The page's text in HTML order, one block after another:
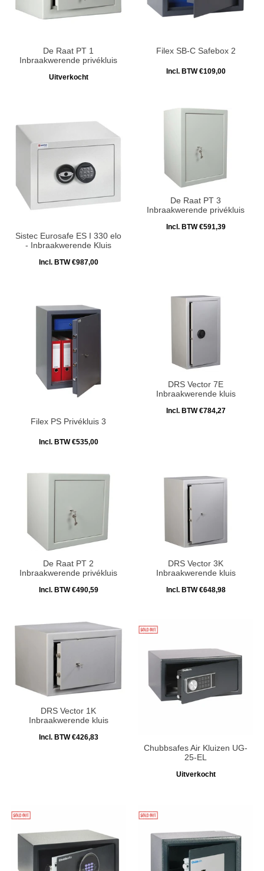
De Raat PT 1
Inbraakwerende privékluis
Uitverkocht
Filex SB-C Safebox 2
Incl. BTW €109,00
Sistec Eurosafe ES I 330 elo
- Inbraakwerende Kluis
Incl. BTW €987,00
De Raat PT 3
Inbraakwerende privékluis
Incl. BTW €591,39
Filex PS Privékluis 3
Incl. BTW €535,00
DRS Vector 7E
Inbraakwerende kluis
Incl. BTW €784,27
De Raat PT 2
Inbraakwerende privékluis
Incl. BTW €490,59
DRS Vector 3K
Inbraakwerende kluis
Incl. BTW €648,98
DRS Vector 1K
Inbraakwerende kluis
Incl. BTW €426,83
Chubbsafes Air Kluizen UG-
25-EL
Uitverkocht